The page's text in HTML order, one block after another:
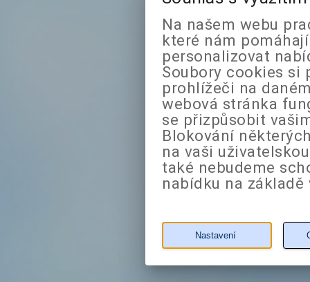
Na našem webu
které nám
personalizovat
Soubory cookies si
prohlížeči na
webová stránka
se přizpůsobit
Blokování
na vaši
také nebudeme
nabídku na
Nastavení